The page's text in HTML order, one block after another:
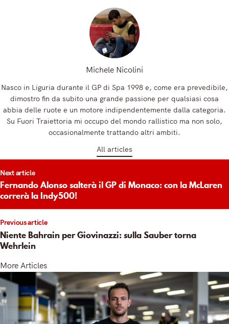
Michele Nicolini
Nasco in Liguria durante il GP di Spa 1998 e, come era prevedibile,
dimostro fin da subito una grande passione per qualsiasi cosa
abbia delle ruote e un motore indipendentemente dalla categoria.
Su Fuori Traiettoria mi occupo del mondo rallistico ma non solo,
occasionalmente trattando altri ambiti.
All articles
Previous article
Niente Bahrain per Giovinazzi: sulla Sauber torna
Wehrlein
Next article
Fernando Alonso salterà il GP di Monaco: con la McLaren
correrà la Indy500!
More Articles